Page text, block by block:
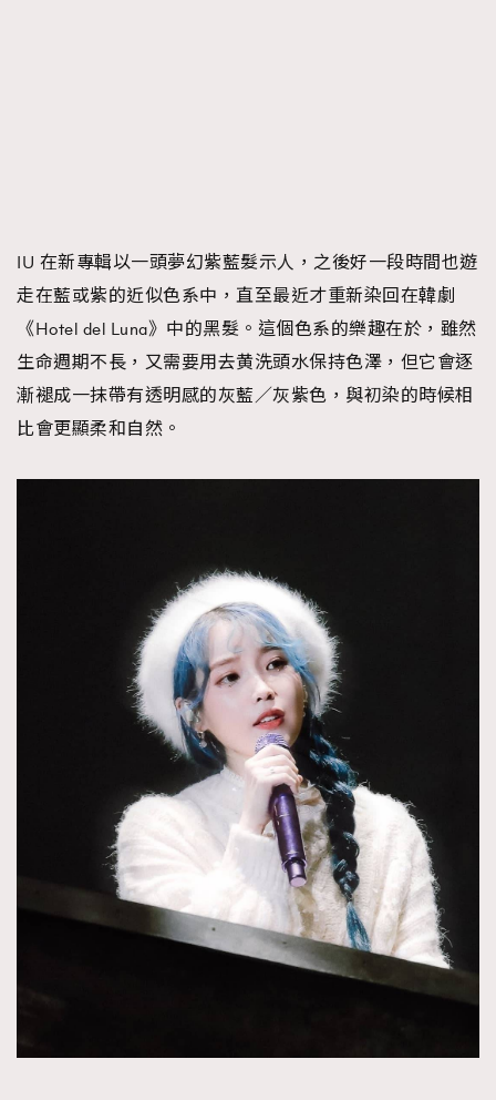
IU 在新專輯以一頭夢幻紫藍髮示人，之後好一段時間也遊
走在藍或紫的近似色系中，直至最近才重新染回在韓劇
《Hotel del Luna》中的黑髮。這個色系的樂趣在於，雖然
生命週期不長，又需要用去黄洗頭水保持色澤，但它會逐
漸褪成一抹帶有透明感的灰藍／灰紫色，與初染的時候相
比會更顯柔和自然。